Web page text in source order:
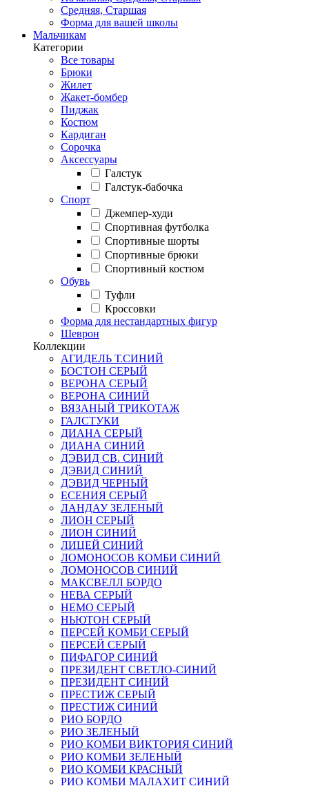
Средняя, Старшая
Форма для вашей школы
Мальчикам
Категории
Все товары
Брюки
Жилет
Жакет-бомбер
Пиджак
Костюм
Кардиган
Сорочка
Аксессуары
Галстук
Галстук-бабочка
Спорт
Джемпер-худи
Спортивная футболка
Спортивные шорты
Спортивные брюки
Спортивный костюм
Обувь
Туфли
Кроссовки
Форма для нестандартных фигур
Шеврон
Коллекции
АГИДЕЛЬ Т.СИНИЙ
БОСТОН СЕРЫЙ
ВЕРОНА СЕРЫЙ
ВЕРОНА СИНИЙ
ВЯЗАНЫЙ ТРИКОТАЖ
ГАЛСТУКИ
ДИАНА СЕРЫЙ
ДИАНА СИНИЙ
ДЭВИД СВ. СИНИЙ
ДЭВИД СИНИЙ
ДЭВИД ЧЕРНЫЙ
ЕСЕНИЯ СЕРЫЙ
ЛАНДАУ ЗЕЛЕНЫЙ
ЛИОН СЕРЫЙ
ЛИОН СИНИЙ
ЛИЦЕЙ СИНИЙ
ЛОМОНОСОВ КОМБИ СИНИЙ
ЛОМОНОСОВ СИНИЙ
МАКСВЕЛЛ БОРДО
НЕВА СЕРЫЙ
НЕМО СЕРЫЙ
НЬЮТОН СЕРЫЙ
ПЕРСЕЙ КОМБИ СЕРЫЙ
ПЕРСЕЙ СЕРЫЙ
ПИФАГОР СИНИЙ
ПРЕЗИДЕНТ СВЕТЛО-СИНИЙ
ПРЕЗИДЕНТ СИНИЙ
ПРЕСТИЖ СЕРЫЙ
ПРЕСТИЖ СИНИЙ
РИО БОРДО
РИО ЗЕЛЕНЫЙ
РИО КОМБИ ВИКТОРИЯ СИНИЙ
РИО КОМБИ ЗЕЛЕНЫЙ
РИО КОМБИ КРАСНЫЙ
РИО КОМБИ МАЛАХИТ СИНИЙ